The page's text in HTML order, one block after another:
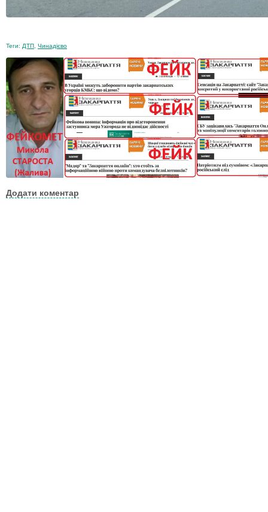
Теги: ДТП Чинадієво
Додати коментар